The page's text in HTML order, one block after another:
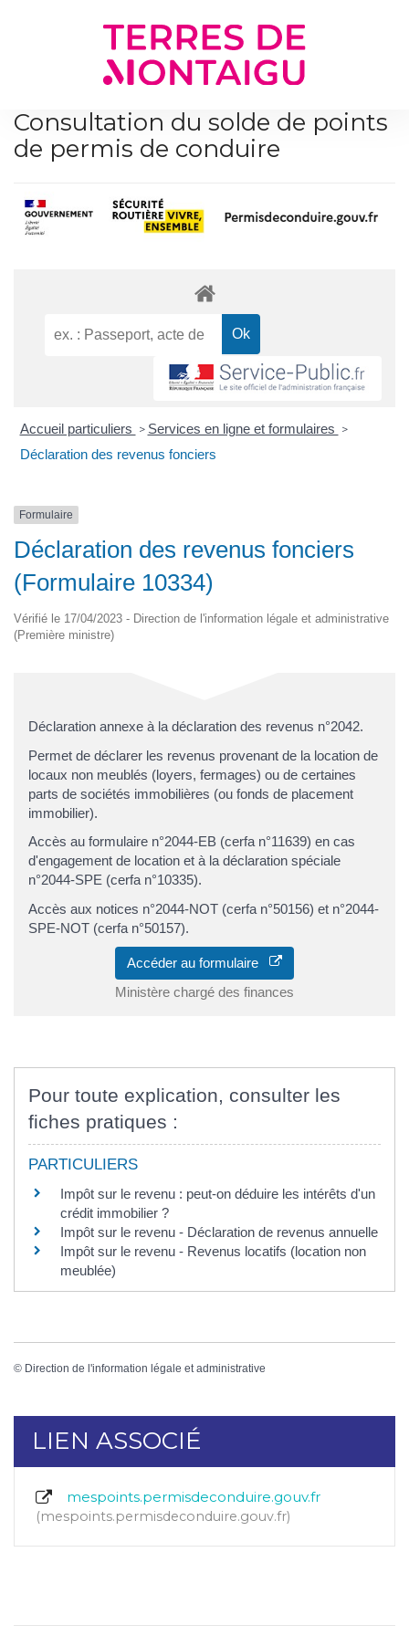
Consultation du solde de points
de permis de conduire
Accueil particuliers > Services en ligne et formulaires >
Déclaration des revenus fonciers
Formulaire
Déclaration des revenus fonciers
(Formulaire 10334)
Vérifié le 17/04/2023 - Direction de l'information légale et administrative
(Première ministre)
Déclaration annexe à la déclaration des revenus n°2042.
Permet de déclarer les revenus provenant de la location de
locaux non meublés (loyers, fermages) ou de certaines
parts de sociétés immobilières (ou fonds de placement
immobilier).
Accès au formulaire n°2044-EB (cerfa n°11639) en cas
d'engagement de location et à la déclaration spéciale
n°2044-SPE (cerfa n°10335).
Accès aux notices n°2044-NOT (cerfa n°50156) et n°2044-
SPE-NOT (cerfa n°50157).
Accéder au formulaire
Ministère chargé des finances
Pour toute explication, consulter les
fiches pratiques :
PARTICULIERS
Impôt sur le revenu : peut-on déduire les intérêts d'un
crédit immobilier ?
Impôt sur le revenu - Déclaration de revenus annuelle
Impôt sur le revenu - Revenus locatifs (location non
meublée)
© Direction de l'information légale et administrative
LIEN ASSOCIÉ
mespoints.permisdeconduire.gouv.fr
mespoints.permisdeconduire.gouv.fr